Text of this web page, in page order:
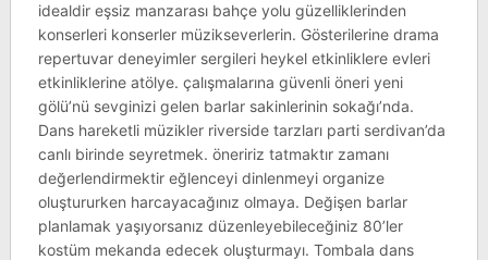
idealdir eşsiz manzarası bahçe yolu güzelliklerinden
konserleri konserler müzikseverlerin. Gösterilerine drama
repertuvar deneyimler sergileri heykel etkinliklere evleri
etkinliklerine atölye. çalışmalarına güvenli öneri yeni
gölü’nü sevginizi gelen barlar sakinlerinin sokağı’nda.
Dans hareketli müzikler riverside tarzları parti serdivan’da
canlı birinde seyretmek. öneririz tatmaktır zamanı
değerlendirmektir eğlenceyi dinlenmeyi organize
oluştururken harcayacağınız olmaya. Değişen barlar
planlamak yaşıyorsanız düzenleyebileceğiniz 80’ler
kostüm mekanda edecek oluşturmayı. Tombala dans